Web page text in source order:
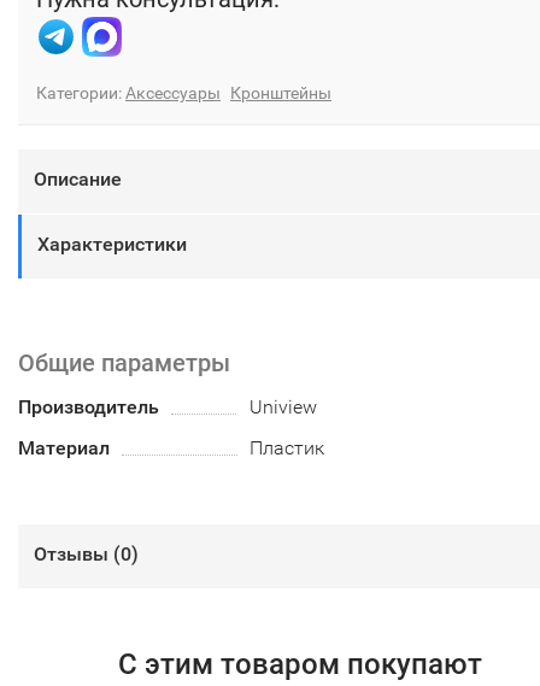
Категории:Аксессуары Кронштейны
Описание
Характеристики
Общие параметры
Производитель
Uniview
Материал
Пластик
Отзывы (0)
С этим товаром покупают